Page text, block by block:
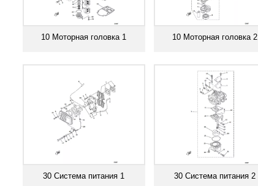
10 Моторная головка 1 10 Моторная головка 2
30 Система питания 1 30 Система питания 2